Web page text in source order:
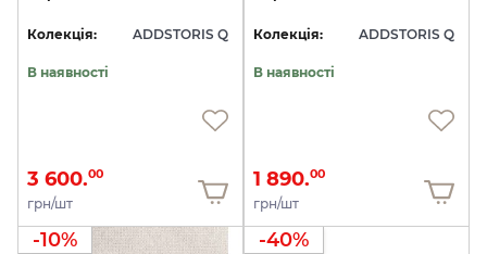
Колекція: ADDSTORIS Q
В наявності
3 600.00
грн/шт
Колекція: ADDSTORIS Q
В наявності
1 890.00
грн/шт
-10% -40%